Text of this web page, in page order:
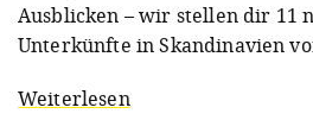
Ausblicken – wir stellen dir 11
Unterkünfte in Skandinavien
Weiterlesen